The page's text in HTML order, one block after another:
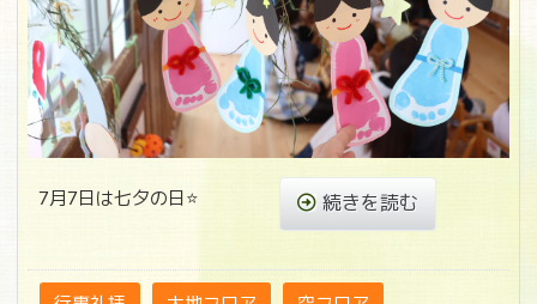
7月7日は七夕の日⭐ 続きを読む